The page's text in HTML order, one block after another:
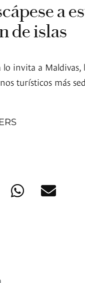
a
de islas
invita a Maldivas,
turísticos más